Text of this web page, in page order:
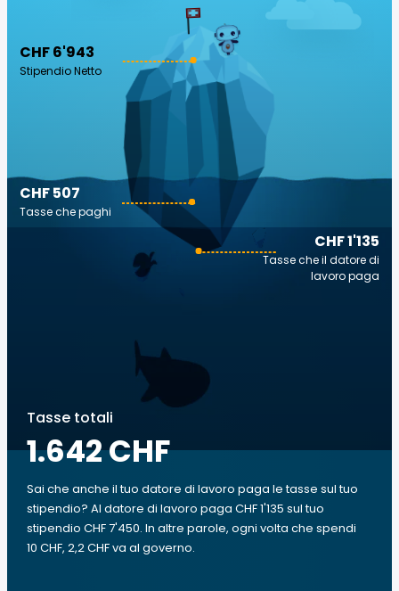
CHF 6'943
Stipendio Netto
CHF 1'135
Tasse che il datore di
lavoro paga
CHF 507
Tasse che paghi
Tasse totali
1.642 CHF
Sai che anche il tuo datore di lavoro paga le tasse sul tuo
stipendio? Al datore di lavoro paga CHF 1'135 sul tuo
stipendio CHF 7'450. In altre parole, ogni volta che spendi
10 CHF, 2,2 CHF va al governo.